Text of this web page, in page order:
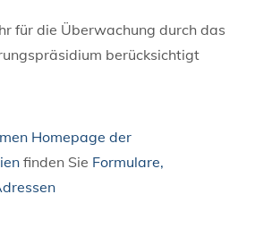
für die Überwachung durch das
berücksichtigt
Homepage der
finden Sie Formulare,